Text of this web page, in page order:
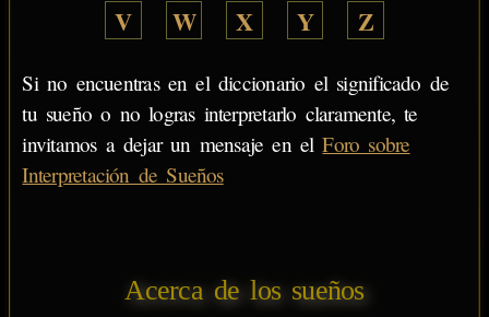
V
W X Y Z
Si no encuentras en el diccionario el significado de
tu sueño o no logras interpretarlo claramente, te
invitamos a dejar un mensaje en elForo sobre
Interpretación de Sueños
Acerca de los sueños